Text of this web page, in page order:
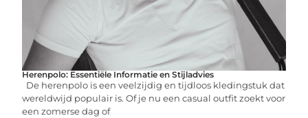
Herenpolo: Essentiële Informatie en Stijladvies
De herenpolo is een veelzijdig en tijdloos kledingstuk dat
wereldwijd populair is. Of je nu een casual outfit zoekt voor
een zomerse dag of